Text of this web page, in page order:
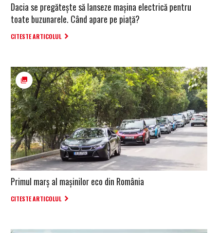
Dacia se pregătește să lanseze mașina electrică pentru
toate buzunarele. Când apare pe piață?
CITESTE ARTICOLUL
Primul marș al mașinilor eco din România
CITESTE ARTICOLUL